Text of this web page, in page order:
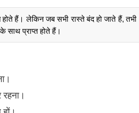
हैं। लेकिन जब सभी रास्ते बंद हो जाते हैं, तभी
साथ प्राप्त होते हैं।